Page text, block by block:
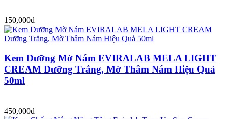
150,000đ
Kem Dưỡng Mờ Nám EVIRALAB MELA LIGHT
CREAM Dưỡng Trắng, Mờ Thâm Nám Hiệu Quả
50ml
450,000đ